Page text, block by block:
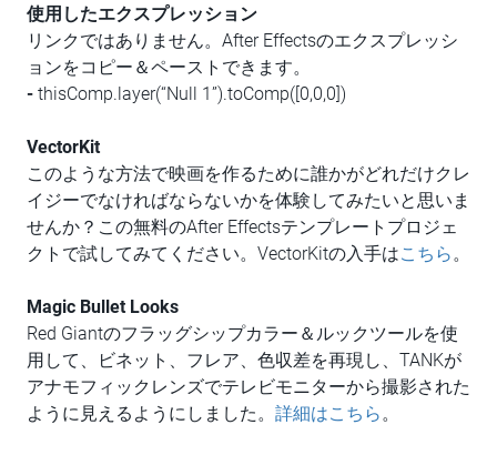
使用したエクスプレッション
リンクではありません。After Effectsのエクスプレッシ
ョンをコピー＆ペーストできます。
- thisComp.layer(“Null 1”).toComp([0,0,0])
VectorKit
このような方法で映画を作るために誰かがどれだけクレ
イジーでなければならないかを体験してみたいと思いま
せんか？この無料のAfter Effectsテンプレートプロジェ
クトで試してみてください。VectorKitの入手はこちら。
Magic Bullet Looks
Red Giantのフラッグシップカラー＆ルックツールを使
用して、ビネット、フレア、色収差を再現し、TANKが
アナモフィックレンズでテレビモニターから撮影された
ように見えるようにしました。 詳細はこちら。